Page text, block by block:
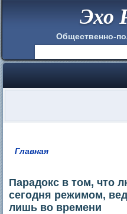
Эхо
Общественно-
Главная
Парадокс в том, что
сегодня режимом,
лишь во времени